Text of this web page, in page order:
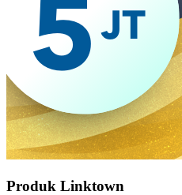
Produk Linktown